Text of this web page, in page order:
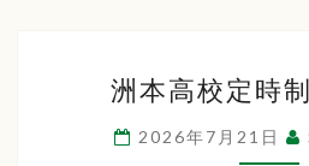
本
高
洲本高校定時
2026年7月21日